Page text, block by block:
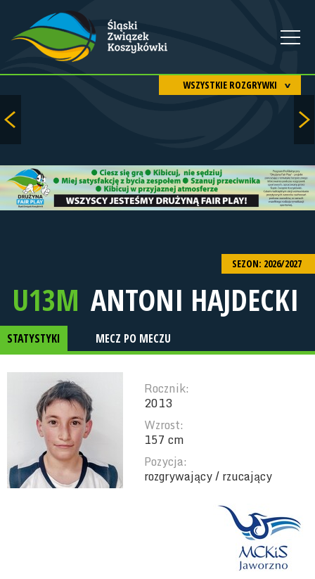
WSZYSTKIE ROZGRYWKI
SEZON: 2026/2027
U13M ANTONI HAJDECKI
STATYSTYKI MECZ PO MECZU
Rocznik:
2013
Wzrost:
157 cm
Pozycja:
rozgrywający / rzucający